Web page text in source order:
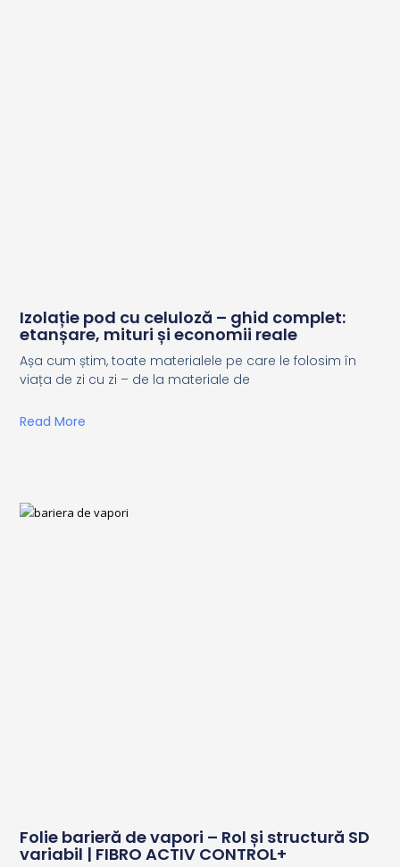
Izolație pod cu celuloză – ghid complet:
etanșare, mituri și economii reale
Așa cum știm, toate materialele pe care le folosim în
viața de zi cu zi – de la materiale de
Read More
Folie barieră de vapori – Rol și structură SD
variabil | FIBRO ACTIV CONTROL+